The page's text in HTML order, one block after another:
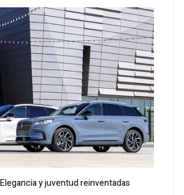
y juventud reinventadas